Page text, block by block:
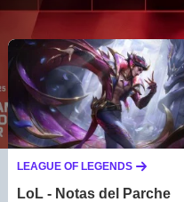
LEAGUE OF LEGENDS
LoL - Notas del Parche